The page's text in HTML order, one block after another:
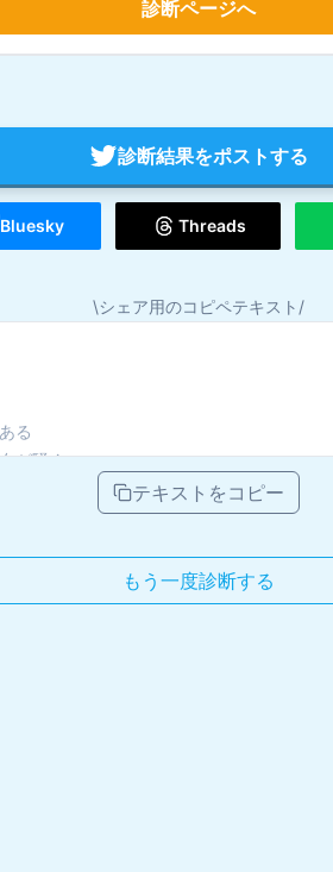
診断ページへ
診断結果をポストする
Bluesky Threads
\シェア用のコピペテキスト/
テキストをコピー
もう一度診断する